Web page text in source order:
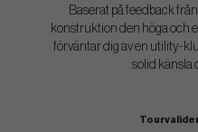
Baserat på feedback
konstruktion den höga och
förväntar dig av en utility-
solid känsla